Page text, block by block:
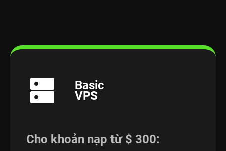
Basic
VPS
Cho khoản nạp từ $ 300: